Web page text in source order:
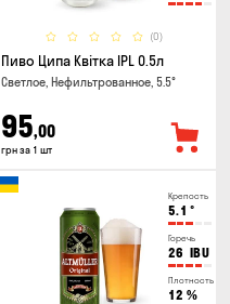
(0)
Пиво Ципа Квітка IPL 0.5л
Светлое, Нефильтрованное, 5.5°
95,00
грн за 1 шт
Крепость
5.1 °
Горечь
26 IBU
Плотность
12 %